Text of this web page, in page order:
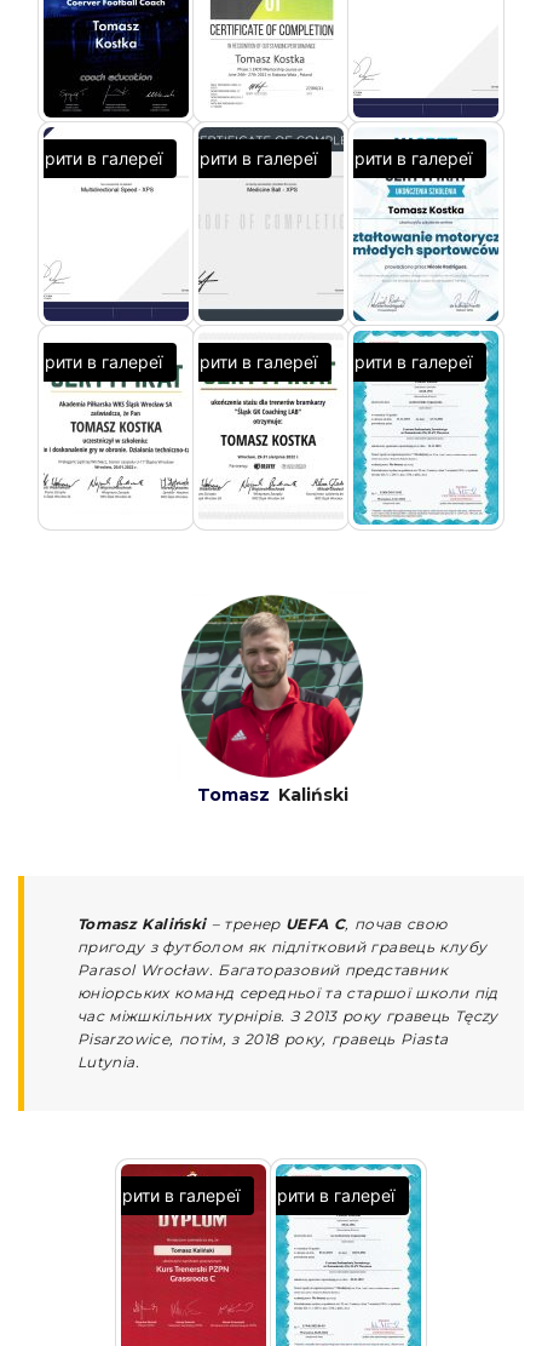
Відкрити в галереї Відкрити в галереї Відкрити в галереї
Відкрити в галереї Відкрити в галереї Відкрити в галереї
Tomasz Kaliński
Tomasz Kaliński– тренер UEFA С, почав свою
пригоду з футболом як підлітковий гравець клубу
Parasol Wrocław. Багаторазовий представник
юніорських команд середньої та старшої школи під
час міжшкільних турнірів. З 2013 року гравець Tęczy
Pisarzowice, потім, з 2018 року, гравець Piasta
Lutynia.
Відкрити в галереї Відкрити в галереї